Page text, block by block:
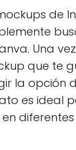
de
Una
que te
la opción
es ideal
en